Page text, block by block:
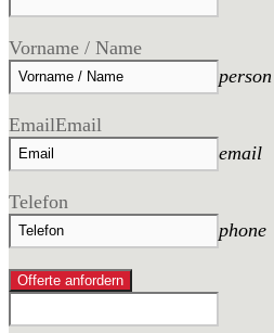
Vorname / Name
person
EmailEmail
email
Telefon
phone
Offerte anfordern